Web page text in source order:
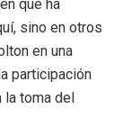
que ha
sino en otros
en una
participación
la toma del